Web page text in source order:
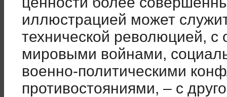
иллюстрацией может
технической революцией,
мировыми войнами,
военно-политическими
противостояниями, – с